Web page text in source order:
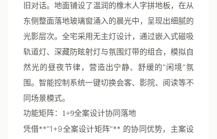
旧对话。地面铺设了温润的橡木人字拼地板，在从
东侧整面落地玻璃窗涌入的晨光中，呈现出细腻的
光影层次。全宅采用无主灯设计，通过嵌入式磁吸
轨道灯、深藏防眩射灯与氛围灯带的组合，模拟自
然光的昼夜节律，营造出宁静、舒缓的“闲境”氛
围。智能控制系统一键切换会客、影院、阅读等不
同场景模式。
功能矩阵：1+9全案设计协同落地
凭借**“1+9全案设计矩阵”** 的协同优势，主案设